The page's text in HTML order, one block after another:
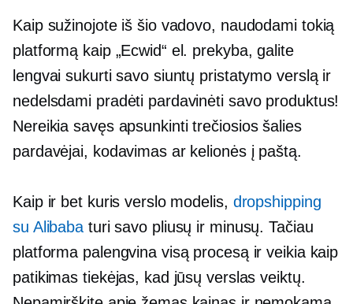
Kaip sužinojote iš šio vadovo, naudodami tokią
platformą kaip „Ecwid“ el. prekyba, galite
lengvai sukurti savo siuntų pristatymo verslą ir
nedelsdami pradėti pardavinėti savo produktus!
Nereikia savęs apsunkintitrečiosios šalies
pardavėjai, kodavimas ar kelionės į paštą.
Kaip ir bet kuris verslo modelis, dropshipping
su Alibaba turi savo pliusų ir minusų. Tačiau
platforma palengvina visą procesą ir veikia kaip
patikimas tiekėjas, kad jūsų verslas veiktų.